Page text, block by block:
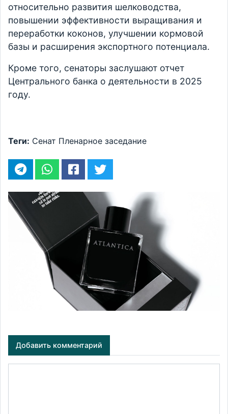
относительно развития шелководства,
повышении эффективности выращивания и
переработки коконов, улучшении кормовой
базы и расширения экспортного потенциала.
Кроме того, сенаторы заслушают отчет
Центрального банка о деятельности в 2025
году.
Теги: Сенат Пленарное заседание
Добавить комментарий